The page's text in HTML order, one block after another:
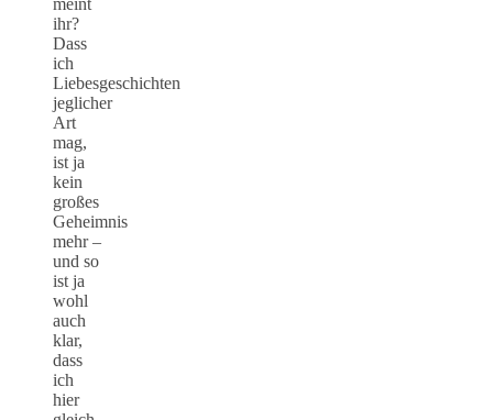
ihr?
Dass
ich
Liebesgeschichten
jeglicher
Art
mag,
ist ja
kein
großes
Geheimnis
mehr –
und so
ist ja
wohl
auch
klar,
dass
ich
hier